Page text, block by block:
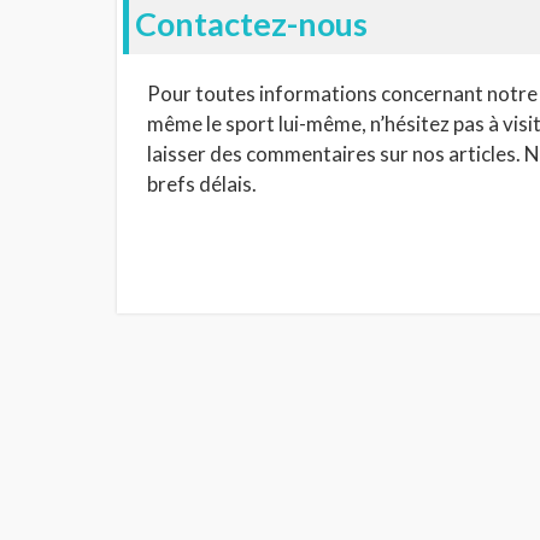
Contactez-nous
Pour toutes informations concernant
même le sport lui-même, n’hésitez pas à
laisser des commentaires sur nos articles.
brefs délais.